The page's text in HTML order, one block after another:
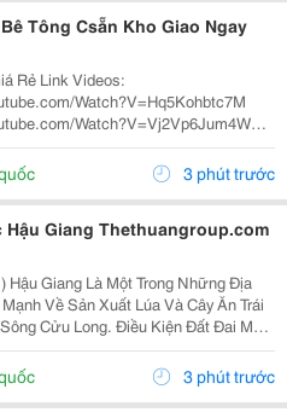
Tông Csẵn Kho Giao Ngay
Videos:
Watch?V=Hq5Kohbtc7M
Watch?V=Vj2Vp6Jum4W
Mt55L &Ndash; Giới Thiệu Và
Cóc Mt55L Chạy Xăng Có Khả
Chặt Các Loại...
3 phút trước
Hậu Giang Thethuangroup.com
Hậu Giang Là Một Trong Những Địa
Về Sản Xuất Lúa Và Cây Ăn Trái
Cửu Long. Điều Kiện Đất Đai Màu
Kênh Rạch Dày Đặc Tạo Nhiều
Tác, Nhưng Cũng Là Môi Trường
3 phút trước